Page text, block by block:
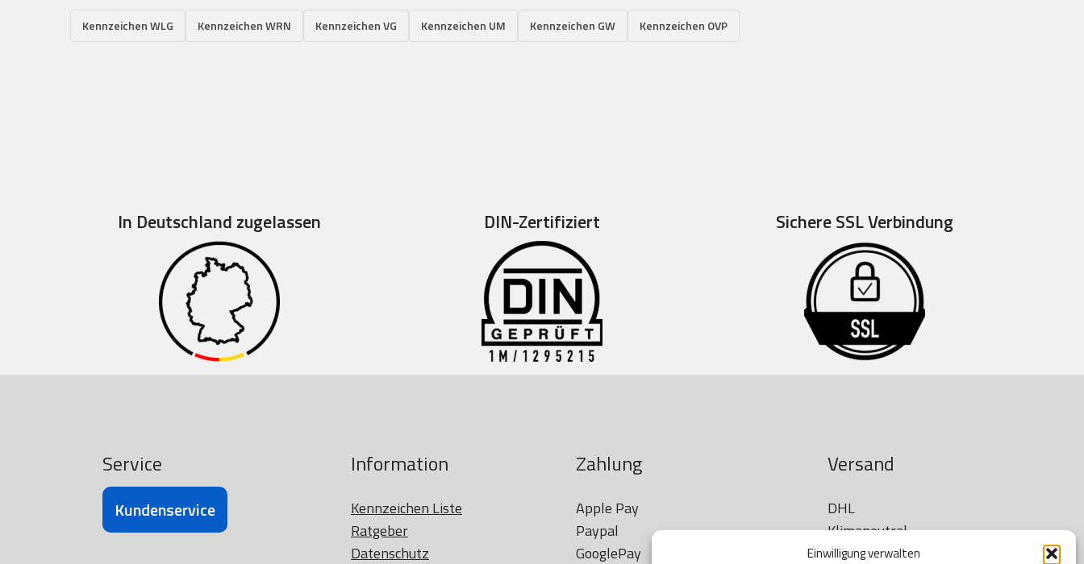
Einwilligung verwalten
Kennzeichen WLG Kennzeichen WRN Kennzeichen VG Kennzeichen UM Kennzeichen GW Kennzeichen OVP
In Deutschland zugelassen DIN-Zertifiziert Sichere SSL Verbindung
Service
Kundenservice
Information
Kennzeichen Liste
Ratgeber
Datenschutz
Zahlung
Apple Pay
Paypal
GooglePay
Versand
DHL
Klimaneutral